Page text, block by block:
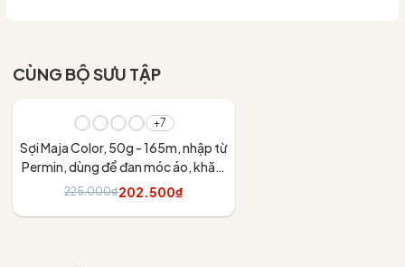
CÙNG BỘ SƯU TẬP
+7
Sợi Maja Color, 50g - 165m, nhập từ
Permin, dùng để đan móc áo, khăn,
váy
225.000₫202.500₫